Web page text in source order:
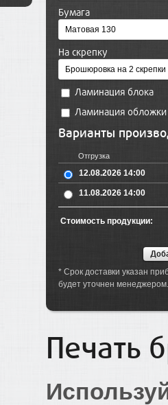
Бумага
На скрепку
Ламинация блока
Ламинация обложки
Варианты
Отгрузка
12.08.2026 14:00
11.08.2026 14:00
Стоимость продукции:
* Срок доставки указан
будет уточнен менеджером.
Печать